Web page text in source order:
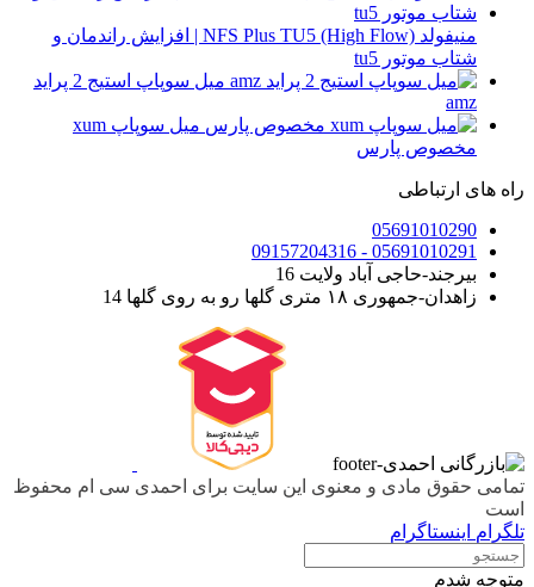
منیفولد NFS Plus TU5 (High Flow) | افزایش راندمان و
شتاب موتور tu5
میل سوپاپ استیج 2 پراید
amz
میل سوپاپ xum
مخصوص پارس
راه های ارتباطی
05691010290
05691010291 - 09157204316
بیرجند-حاجی آباد ولایت 16
زاهدان-جمهوری ۱۸ متری گلها رو به روی گلها 14
تمامی حقوق مادی و معنوی این سایت برای احمدی سی ام محفوظ
است
تلگرام اینستاگرام
متوجه شدم